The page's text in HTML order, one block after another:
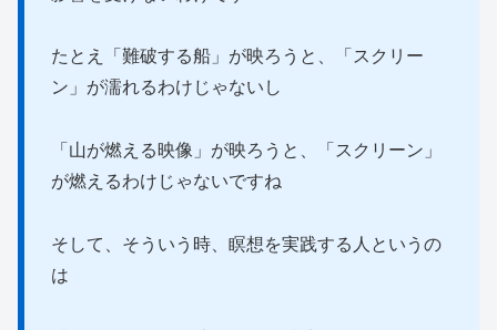
たとえ「難破する船」が映ろうと、「スクリー
ン」が濡れるわけじゃないし
「山が燃える映像」が映ろうと、「スクリーン」
が燃えるわけじゃないですね
そして、そういう時、瞑想を実践する人というの
は